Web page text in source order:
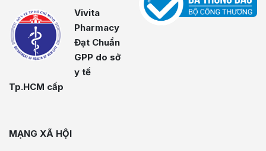
Vivita
Pharmacy
Đạt Chuẩn
GPP do sở
y tế
Tp.HCM cấp
MẠNG XÃ HỘI